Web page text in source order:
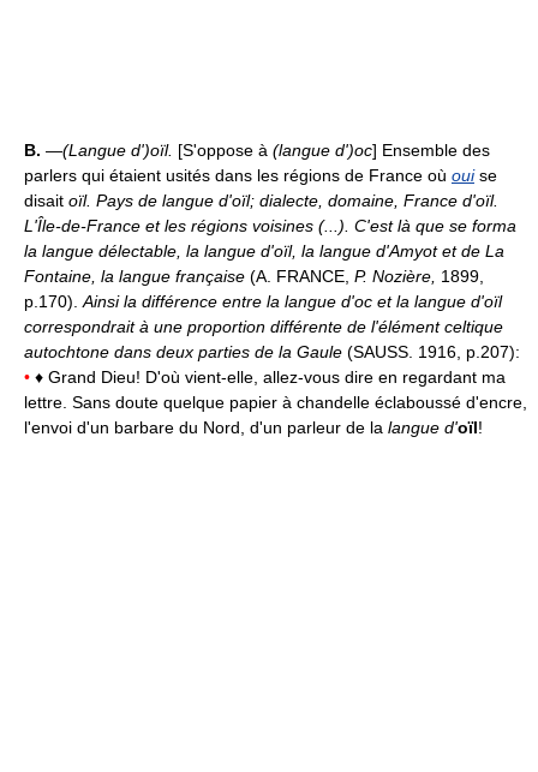
B. —(Langue d')oïl. [S'oppose à (langue d')oc] Ensemble des
parlers qui étaient usités dans les régions de France où ouise
disait oïl. Pays de langue d'oïl; dialecte, domaine, France d'oïl.
L'Île-de-France et les régions voisines (...). C'est là que se forma
la langue délectable, la langue d'oïl, la langue d'Amyot et de La
Fontaine, la langue française (A. FRANCE, P. Nozière, 1899,
p.170). Ainsi la différence entre la langue d'oc et la langue d'oïl
correspondrait à une proportion différente de l'élément celtique
autochtone dans deux parties de la Gaule (SAUSS. 1916, p.207):
• ♦ Grand Dieu! D'où vient-elle, allez-vous dire en regardant ma
lettre. Sans doute quelque papier à chandelle éclaboussé d'encre,
l'envoi d'un barbare du Nord, d'un parleur de la langue d'oïl!